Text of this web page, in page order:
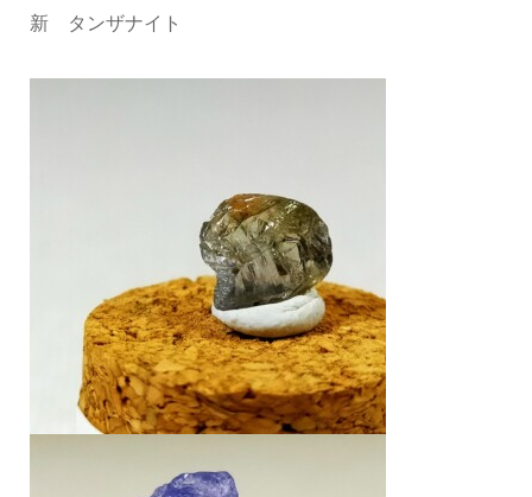
新 タンザナイト